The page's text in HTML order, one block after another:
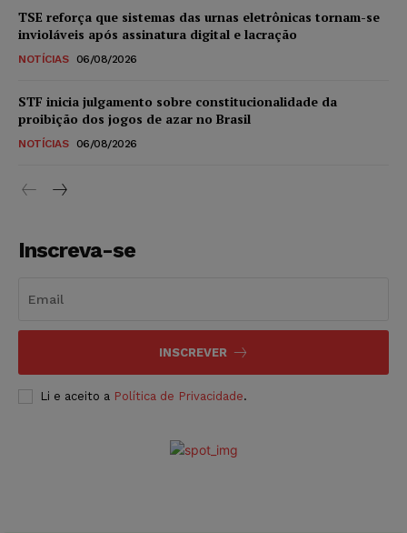
TSE reforça que sistemas das urnas eletrônicas tornam-se
invioláveis após assinatura digital e lacração
NOTÍCIAS 06/08/2026
STF inicia julgamento sobre constitucionalidade da
proibição dos jogos de azar no Brasil
NOTÍCIAS 06/08/2026
Inscreva-se
INSCREVER
Li e aceito a Política de Privacidade.